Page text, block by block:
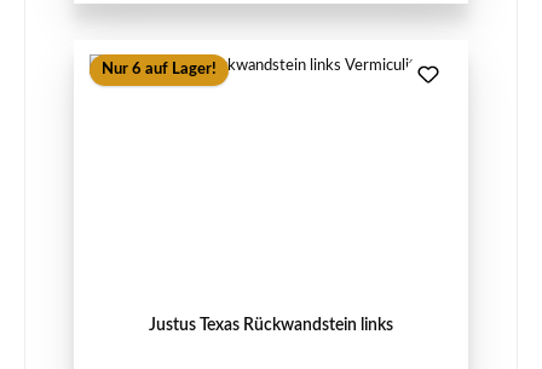
Nur 6 auf Lager!
Justus Texas Rückwandstein links